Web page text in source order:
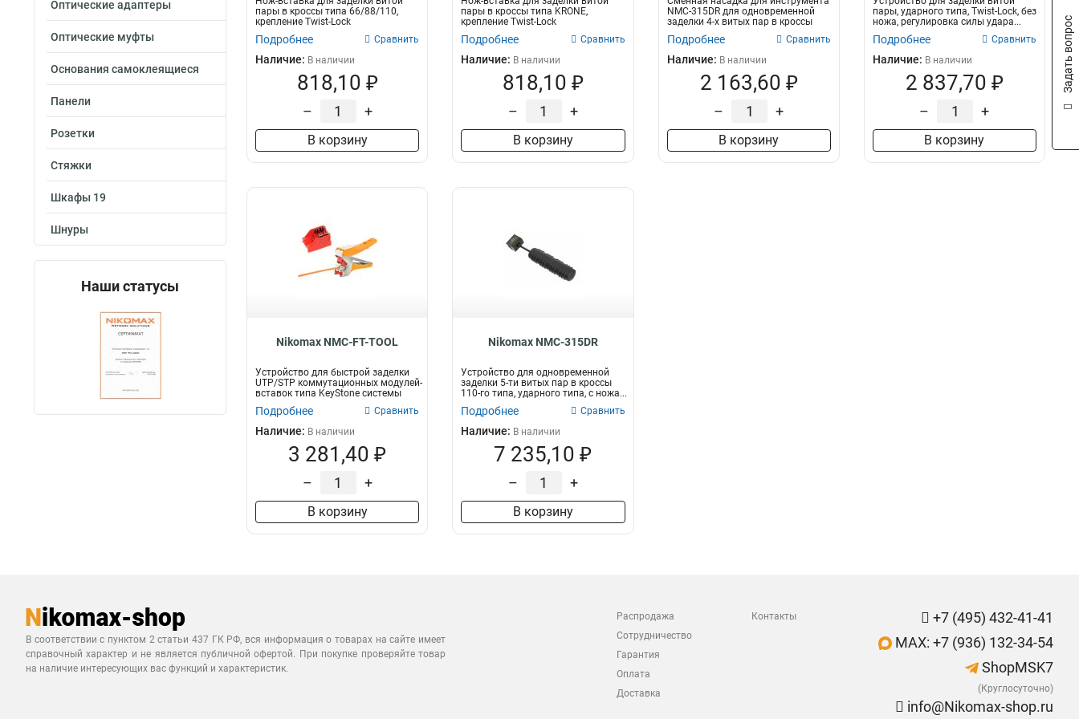
Оптические адаптеры
Оптические муфты
Основания самоклеящиеся
Панели
Розетки
Стяжки
Шкафы 19
Шнуры
Наши статусы
пары в кроссы типа 66/88/110,
крепление Twist-Lock
Подробнее Сравнить
Наличие: В наличии
818,10 ₽
– +
В корзину
пары в кроссы типа KRONE,
крепление Twist-Lock
Подробнее Сравнить
Наличие: В наличии
818,10 ₽
– +
В корзину
NMC-315DR для одновременной
заделки 4-х витых пар в кроссы
Подробнее Сравнить
Наличие: В наличии
2 163,60 ₽
– +
В корзину
пары, ударного типа, Twist-Lock, без
ножа, регулировка силы удара...
Подробнее Сравнить
Наличие: В наличии
2 837,70 ₽
– +
В корзину
Nikomax NMC-FT-TOOL
Устройство для быстрой заделки
UTP/STP коммутационных модулей-
вставок типа KeyStone системы
Подробнее Сравнить
Наличие: В наличии
3 281,40 ₽
– +
В корзину
Nikomax NMC-315DR
Устройство для одновременной
заделки 5-ти витых пар в кроссы
110-го типа, ударного типа, с ножа...
Подробнее Сравнить
Наличие: В наличии
7 235,10 ₽
– +
В корзину
В соответствии с пунктом 2 статьи 437 ГК РФ, вся информация о товарах на сайте имеет
справочный характер и не является публичной офертой. При покупке проверяйте товар
на наличие интересующих вас функций и характеристик.
Распродажа
Сотрудничество
Гарантия
Оплата
Доставка
Контакты
+7 (495) 432-41-41
MAX: +7 (936) 132-34-54
ShopMSK7
(Круглосуточно)
info@Nikomax-shop.ru
Задать вопрос